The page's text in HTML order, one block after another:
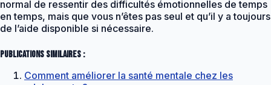
normal de ressentir des difficultés émotionnelles de temps
en temps, mais que vous n’êtes pas seul et qu’il y a toujours
de l’aide disponible si nécessaire.
Publications similaires :
Comment améliorer la santé mentale chez les